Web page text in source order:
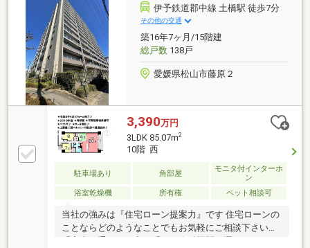
な立場でお客様に合った金融機関をご提案させていた
だきます。SUUMO接客評価コメント数ナンバーワン
はお客様満足の証です。ぜひお気軽にお問い合わせ下
さい。
伊予鉄道郡中線 土橋駅 徒歩7分
その他の交通
築16年7ヶ月/15階建
総戸数138戸
愛媛県松山市藤原２
3,390万円
3LDK 85.07m2
10階 西
駐車場あり 角部屋
モニタ付インターホ
ン
浴室乾燥機
所有権 ペット相談可
当社の強みは『住宅ローン提案力』です 住宅ローンの
ことならどのようなことでもお気軽にご相談下さい。